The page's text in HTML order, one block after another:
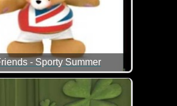
- Sporty Summer
du langsam auch mal wieder